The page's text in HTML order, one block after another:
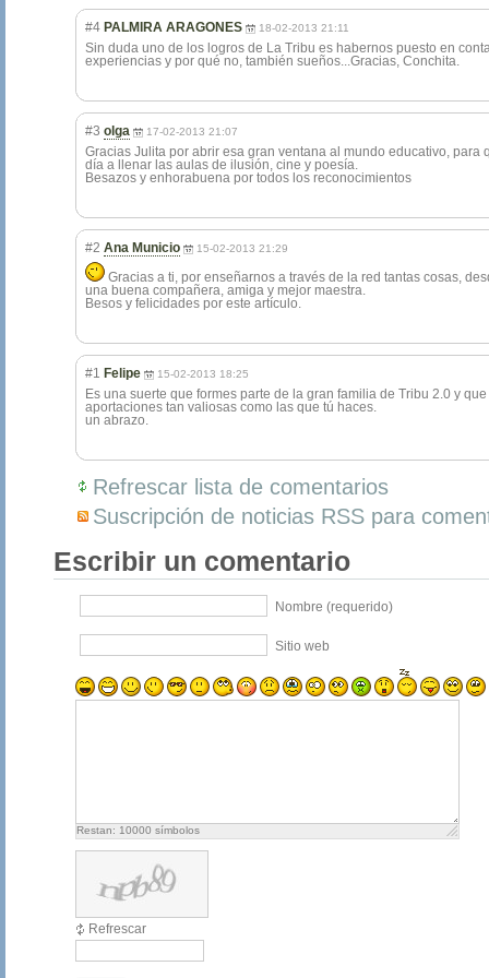
#4 PALMIRA ARAGONES 18-02-2013 21:11
Sin duda uno de los logros de La Tribu es habernos puesto en
experiencias y por qué no, también sueños...Gracias, Conchita.
#3 olga 17-02-2013 21:07
Gracias Julita por abrir esa gran ventana al mundo educativo,
día a llenar las aulas de ilusión, cine y poesía.
Besazos y enhorabuena por todos los reconocimientos
#2 Ana Municio 15-02-2013 21:29
Gracias a ti, por enseñarnos a través de la red tantas cosas,
una buena compañera, amiga y mejor maestra.
Besos y felicidades por este artículo.
#1 Felipe 15-02-2013 18:25
Es una suerte que formes parte de la gran familia de Tribu 2.0 y
aportaciones tan valiosas como las que tú haces.
un abrazo.
Refrescar lista de comentarios
Suscripción de noticias RSS para
Escribir un comentario
Nombre (requerido)
Sitio web
Restan: 10000 símbolos
Refrescar